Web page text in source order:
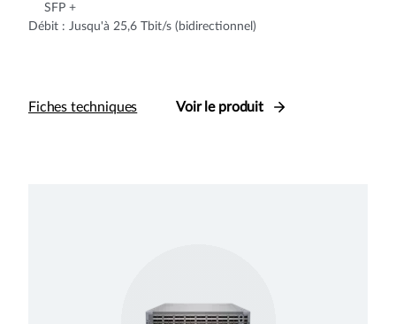
SFP +
Débit : Jusqu'à 25,6 Tbit/s (bidirectionnel)
Fiches techniques Voir le produit